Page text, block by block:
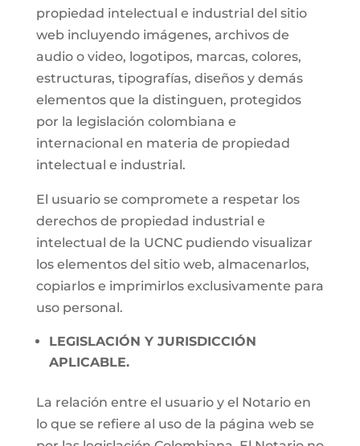
propiedad intelectual e industrial del sitio
web incluyendo imágenes, archivos de
audio o video, logotipos, marcas, colores,
estructuras, tipografías, diseños y demás
elementos que la distinguen, protegidos
por la legislación colombiana e
internacional en materia de propiedad
intelectual e industrial.
El usuario se compromete a respetar los
derechos de propiedad industrial e
intelectual de la UCNC pudiendo visualizar
los elementos del sitio web, almacenarlos,
copiarlos e imprimirlos exclusivamente para
uso personal.
LEGISLACIÓN Y JURISDICCIÓN
APLICABLE.
La relación entre el usuario y el Notario en
lo que se refiere al uso de la página web se